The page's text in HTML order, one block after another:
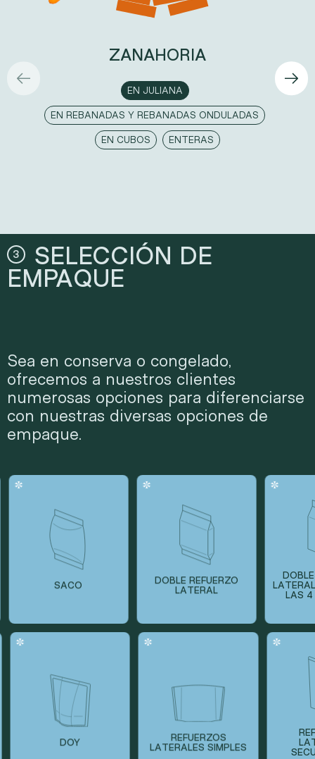
ZANAHORIA
EN JULIANA
EN REBANADAS Y REBANADAS ONDULADAS
EN CUBOS ENTERAS
3
SELECCIÓN DE
EMPAQUE
Sea en conserva o congelado,
ofrecemos a nuestros clientes
numerosas opciones para diferenciarse
con nuestras diversas opciones de
empaque.
SACO
DOBLE REFUERZO
LATERAL
DOY
REFUERZOS
LATERALES SIMPLES
Doble refuerzo lateral
Doble refuerzo lateral sellado en las 4 esquinas
Refuerzos laterales secuenciales
Doy